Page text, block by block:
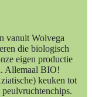
vanuit Wolvega
die biologisch
eigen productie
Allemaal BIO!
keuken tot